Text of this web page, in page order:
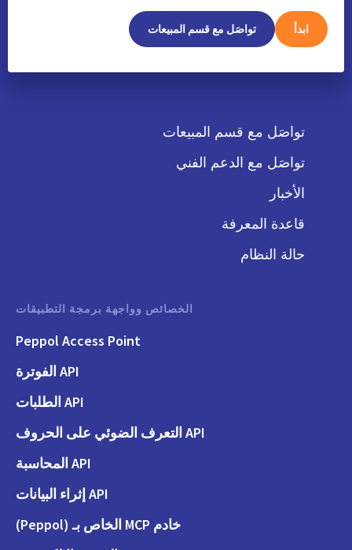
ابدأ تواصَل مع قسم المبيعات
تواصَل مع قسم المبيعات
تواصَل مع الدعم الفني
الأخبار
قاعدة المعرفة
حالة النظام
الخصائص وواجهة برمجة التطبيقات
Peppol Access Point
API الفوترة
API الطلبات
API التعرف الضوئي على الحروف
API المحاسبة
API إثراء البيانات
خادم MCP الخاص بـ (Peppol)